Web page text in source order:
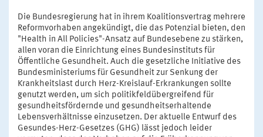
Die Bundesregierung hat in ihrem Koalitionsvertrag mehrere
Reformvorhaben angekündigt, die das Potenzial bieten, den
"Health in All Policies"-Ansatz auf Bundesebene zu stärken,
allen voran die Einrichtung eines Bundesinstituts für
Öffentliche Gesundheit. Auch die gesetzliche Initiative des
Bundesministeriums für Gesundheit zur Senkung der
Krankheitslast durch Herz-Kreislauf-Erkrankungen sollte
genutzt werden, um sich politikfeldübergreifend für
gesundheitsfördernde und gesundheitserhaltende
Lebensverhältnisse einzusetzen. Der aktuelle Entwurf des
Gesundes-Herz-Gesetzes (GHG) lässt jedoch leider